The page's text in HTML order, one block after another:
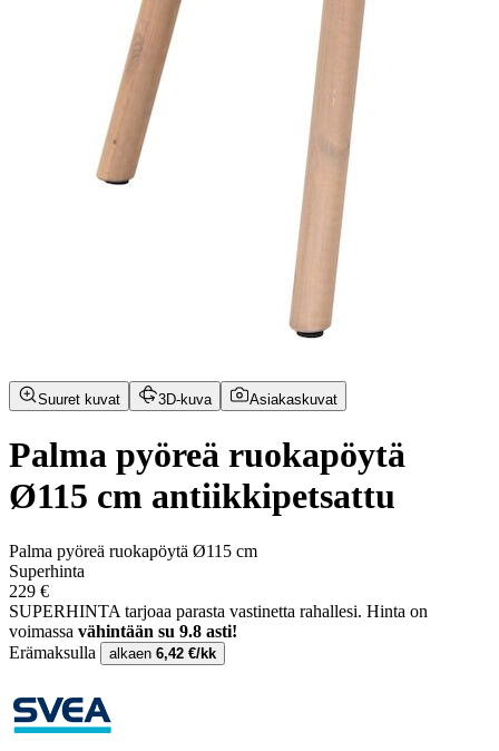
Suuret kuvat 3D-kuva Asiakaskuvat
Palma pyöreä ruokapöytä
Ø115 cm antiikkipetsattu
Palma pyöreä ruokapöytä Ø115 cm
Superhinta
229 €
SUPERHINTA tarjoaa parasta vastinetta rahallesi. Hinta on
voimassa vähintään su 9.8 asti!
Erämaksulla
alkaen 6,42 €/kk